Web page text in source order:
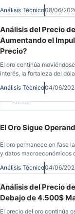
Análisis Técnico08/06/
Análisis del Precio
Aumentando el
Precio?
El oro continúa
interés, la fortaleza del
mercado observa si
equilibrio actual.
Análisis Técnico04/06/
Publicidad
El Oro Sigue
El oro permanece en fase
y datos macroeconómicos
Análisis Técnico04/06/
Análisis del Precio
Debajo de 4.500$
El precio del oro continúa